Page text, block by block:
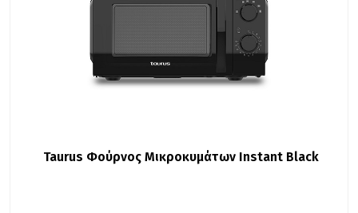
Taurus Φούρνος Μικροκυμάτων Instant Black